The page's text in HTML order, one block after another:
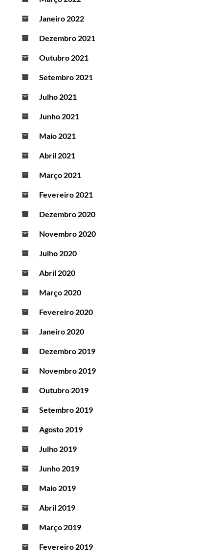
Janeiro 2022
Dezembro 2021
Outubro 2021
Setembro 2021
Julho 2021
Junho 2021
Maio 2021
Abril 2021
Março 2021
Fevereiro 2021
Dezembro 2020
Novembro 2020
Julho 2020
Abril 2020
Março 2020
Fevereiro 2020
Janeiro 2020
Dezembro 2019
Novembro 2019
Outubro 2019
Setembro 2019
Agosto 2019
Julho 2019
Junho 2019
Maio 2019
Abril 2019
Março 2019
Fevereiro 2019